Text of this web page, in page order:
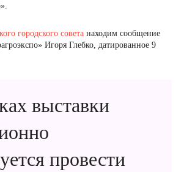
городского совета находим сообщение
Игоря Глебко, датированное 9
выставки
провести